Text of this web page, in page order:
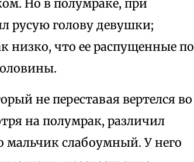
Но в полумраке, при
русую голову девушки;
низко, что ее распущенные по
не переставая вертелся во
на полумрак, различил
слабоумный. У него